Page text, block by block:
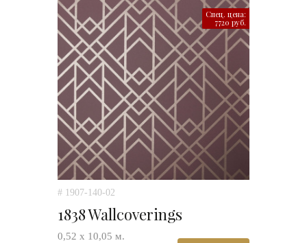
Спец. цена:
7720 руб.
# 1907-140-02
1838 Wallcoverings
0,52 х 10,05 м.